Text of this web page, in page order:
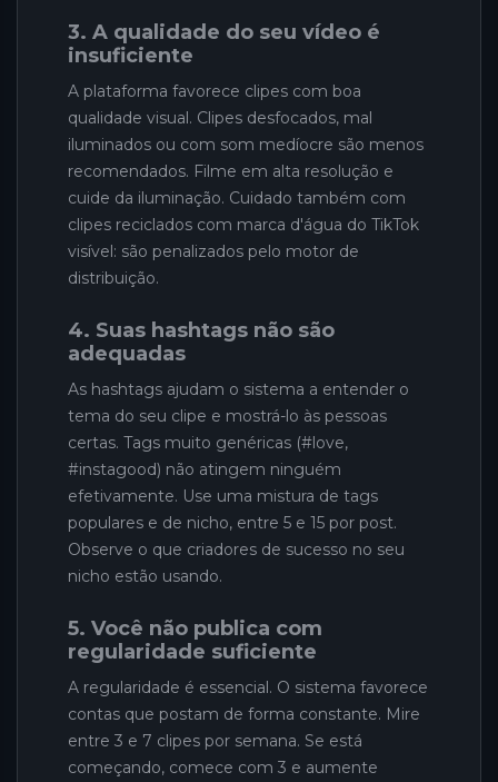
3. A qualidade do seu vídeo é
insuficiente
A plataforma favorece clipes com boa
qualidade visual. Clipes desfocados, mal
iluminados ou com som medíocre são menos
recomendados. Filme em alta resolução e
cuide da iluminação. Cuidado também com
clipes reciclados com marca d'água do TikTok
visível: são penalizados pelo motor de
distribuição.
4. Suas hashtags não são
adequadas
As hashtags ajudam o sistema a entender o
tema do seu clipe e mostrá-lo às pessoas
certas. Tags muito genéricas (#love,
#instagood) não atingem ninguém
efetivamente. Use uma mistura de tags
populares e de nicho, entre 5 e 15 por post.
Observe o que criadores de sucesso no seu
nicho estão usando.
5. Você não publica com
regularidade suficiente
A regularidade é essencial. O sistema favorece
contas que postam de forma constante. Mire
entre 3 e 7 clipes por semana. Se está
começando, comece com 3 e aumente